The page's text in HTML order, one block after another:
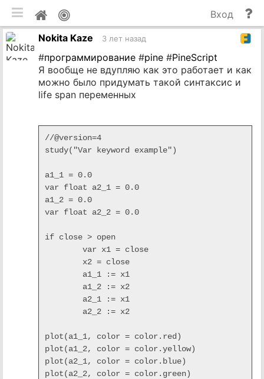
Мой
профиль
и
Вход
Nokita Kaze
3 лет назад
#программирование #pine #PineScript
Я вообще не вдупляю как это работает и как
можно было придумать такой синтаксис и
life span переменных
//@version=4
study("Var keyword example")
a1_1 = 0.0
var float a2_1 = 0.0
a1_2 = 0.0
var float a2_2 = 0.0
if close > open
plot(a1_1, color = color.red)
plot(a1_2, color = color.yellow)
plot(a2_1, color = color.blue)
plot(a2_2, color = color.green)
мобильная версия